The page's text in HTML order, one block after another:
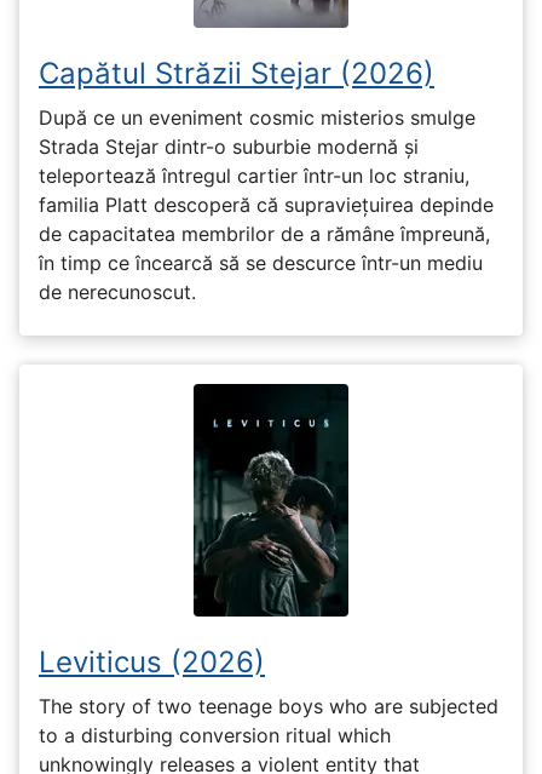
Capătul Străzii Stejar (2026)
După ce un eveniment cosmic misterios smulge
Strada Stejar dintr-o suburbie modernă și
teleportează întregul cartier într-un loc straniu,
familia Platt descoperă că supraviețuirea depinde
de capacitatea membrilor de a rămâne împreună,
în timp ce încearcă să se descurce într-un mediu
de nerecunoscut.
Leviticus (2026)
The story of two teenage boys who are subjected
to a disturbing conversion ritual which
unknowingly releases a violent entity that